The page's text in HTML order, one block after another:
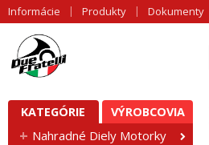
Informácie Produkty Dokumenty
KATEGÓRIE VÝROBCOVIA
Nahradné Diely Motorky